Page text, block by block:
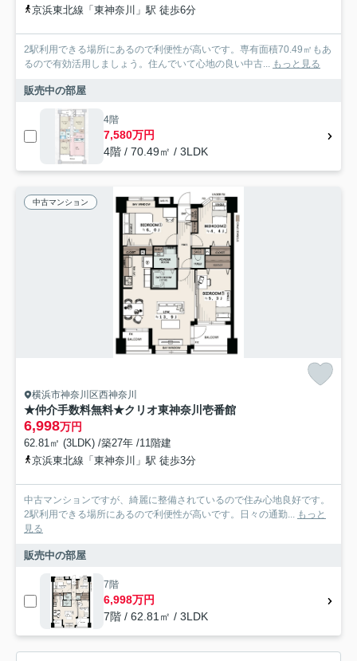
京浜東北線「東神奈川」駅 徒歩6分
2駅利用できる場所にあるので利便性が高いです。専有面積70.49㎡もあ
るので有効活用しましょう。住んでいて心地の良い中古... もっと見る
販売中の部屋
4階
7,580万円
4階 / 70.49㎡ / 3LDK
中古マンション
横浜市神奈川区西神奈川
★仲介手数料無料★クリオ東神奈川壱番館
6,998万円
62.81㎡ (3LDK) /築27年 /11階建
京浜東北線「東神奈川」駅 徒歩3分
中古マンションですが、綺麗に整備されているので住み心地良好です。
2駅利用できる場所にあるので利便性が高いです。日々の通勤... もっと
見る
販売中の部屋
7階
6,998万円
7階 / 62.81㎡ / 3LDK